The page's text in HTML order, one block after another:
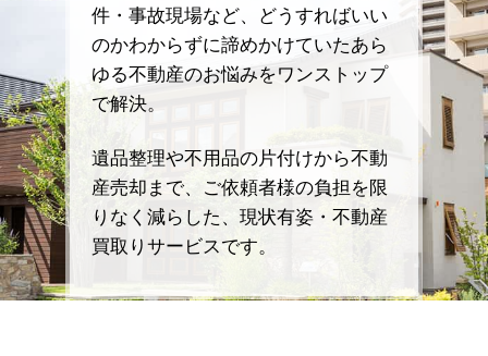
件・事故現場など、どうすればいい
のかわからずに諦めかけていたあら
ゆる不動産のお悩みをワンストップ
で解決。
遺品整理や不用品の片付けから不動
産売却まで、ご依頼者様の負担を限
りなく減らした、現状有姿・不動産
買取りサービスです。